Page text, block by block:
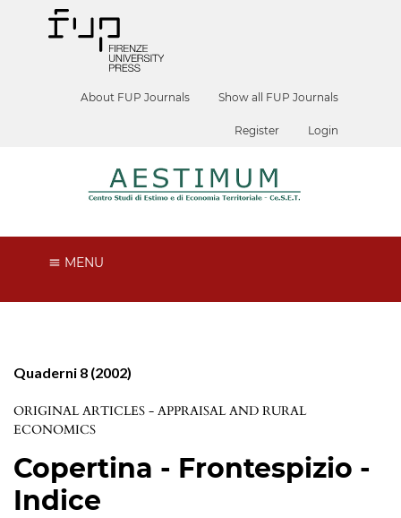
About FUP Journals Show all FUP Journals
Register Login
MENU
Quaderni 8 (2002)
ORIGINAL ARTICLES - APPRAISAL AND RURAL
ECONOMICS
Copertina - Frontespizio -
Indice